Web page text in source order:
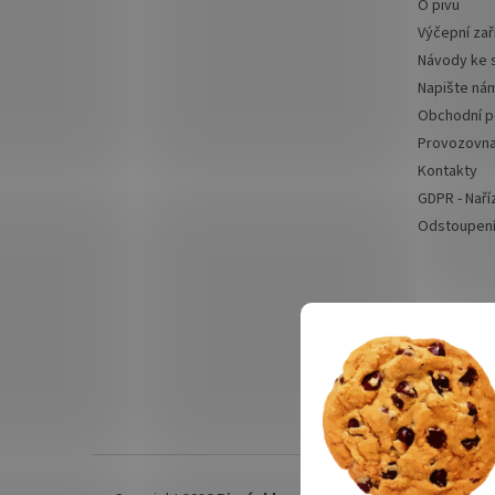
O pivu
Výčepní
Návody ke
Napište
Obchodní
Provozovna
Kontakty
GDPR -